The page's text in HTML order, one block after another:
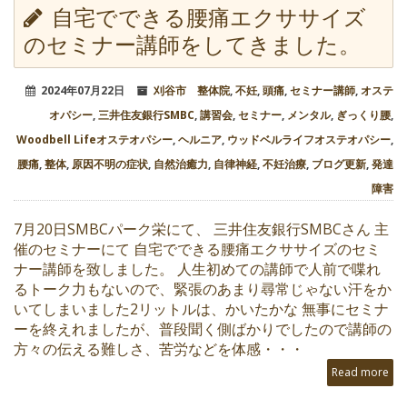
自宅でできる腰痛エクササイズ
のセミナー講師をしてきました。
2024年07月22日 刈谷市 整体院,不妊,頭痛,セミナー講師,オステ
オパシー,三井住友銀行SMBC,講習会,セミナー, メンタル, ぎっくり腰,
Woodbell Lifeオステオパシー,ヘルニア, ウッドベルライフオステオパシー,
腰痛,整体, 原因不明の症状, 自然治癒力, 自律神経,不妊治療, ブログ更新,発達
障害
7月20日SMBCパーク栄にて、 三井住友銀行SMBCさん 主
催のセミナーにて 自宅でできる腰痛エクササイズのセミ
ナー講師を致しました。 人生初めての講師で人前で喋れ
るトーク力もないので、緊張のあまり尋常じゃない汗をか
いてしまいました2リットルは、かいたかな 無事にセミナ
ーを終えれましたが、普段聞く側ばかりでしたので講師の
方々の伝える難しさ、苦労などを体感・・・
Read more